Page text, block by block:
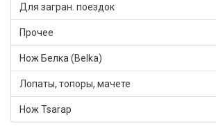
Для загран. поездок
Прочее
Нож Белка (Belka)
Лопаты, топоры, мачете
Нож Tsarap